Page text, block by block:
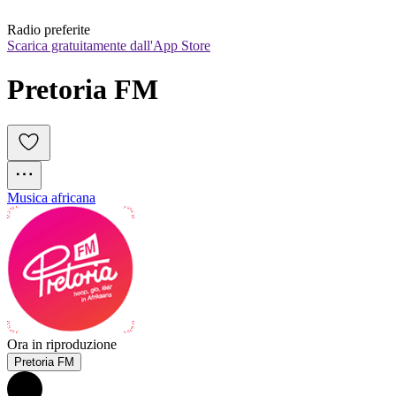
Radio preferite
Scarica gratuitamente dall'App Store
Pretoria FM
Musica africana
Ora in riproduzione
Pretoria FM